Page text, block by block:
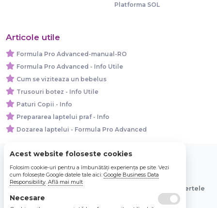
Platforma SOL
Articole utile
Formula Pro Advanced-manual-RO
Formula Pro Advanced - Info Utile
Cum se viziteaza un bebelus
Trusouri botez - Info Utile
Paturi Copii - Info
Prepararea laptelui praf - Info
Dozarea laptelui - Formula Pro Advanced
© 2026 Bebe Nou Online Store SRL
Toate preturile sunt exprimate in lei si includ tva. Ofertele
sunt valabile in limita stocului disponibil.
Acest website foloseste cookies
Folosim cookie-uri pentru a îmbunătăți experiența pe site. Vezi
cum folosește Google datele tale aici: Google Business Data
Responsibility. Află mai mult
Necesare